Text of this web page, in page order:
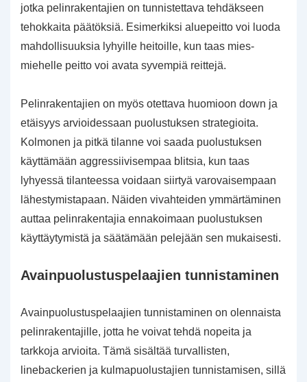
jotka pelinrakentajien on tunnistettava tehdäkseen
tehokkaita päätöksiä. Esimerkiksi aluepeitto voi luoda
mahdollisuuksia lyhyille heitoille, kun taas mies-
miehelle peitto voi avata syvempiä reittejä.
Pelinrakentajien on myös otettava huomioon down ja
etäisyys arvioidessaan puolustuksen strategioita.
Kolmonen ja pitkä tilanne voi saada puolustuksen
käyttämään aggressiivisempaa blitsia, kun taas
lyhyessä tilanteessa voidaan siirtyä varovaisempaan
lähestymistapaan. Näiden vivahteiden ymmärtäminen
auttaa pelinrakentajia ennakoimaan puolustuksen
käyttäytymistä ja säätämään pelejään sen mukaisesti.
Avainpuolustuspelaajien tunnistaminen
Avainpuolustuspelaajien tunnistaminen on olennaista
pelinrakentajille, jotta he voivat tehdä nopeita ja
tarkkoja arvioita. Tämä sisältää turvallisten,
linebackerien ja kulmapuolustajien tunnistamisen, sillä